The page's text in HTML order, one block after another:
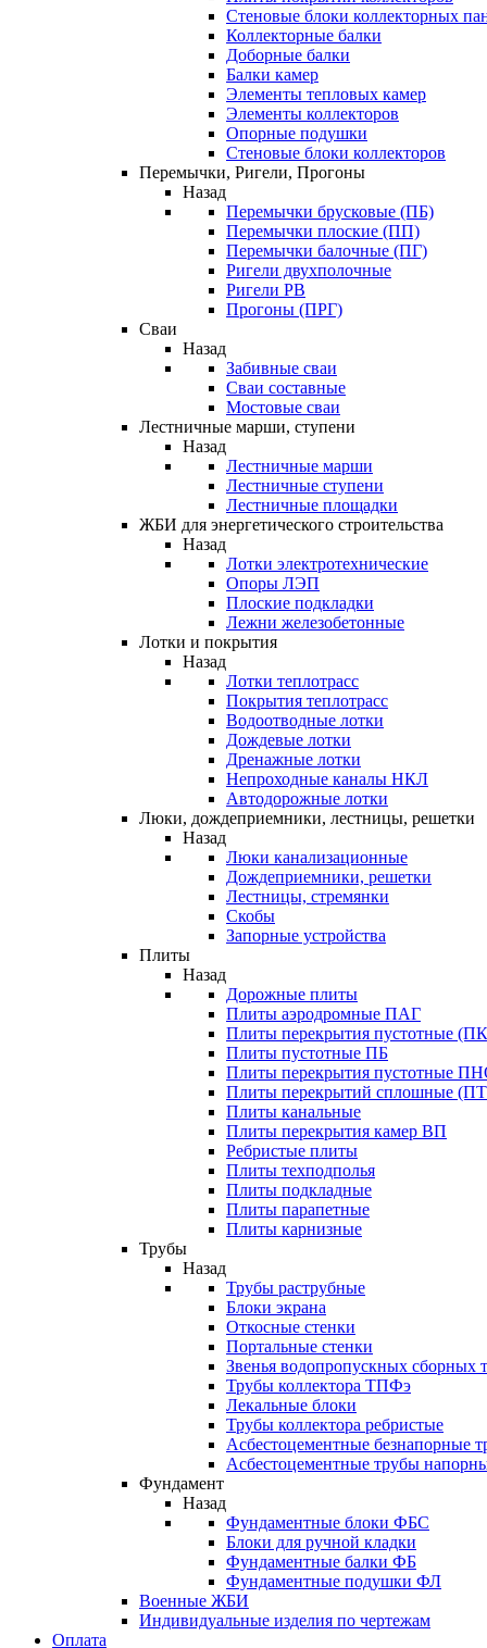
Стеновые блоки коллекторных
Коллекторные балки
Доборные балки
Балки камер
Элементы тепловых камер
Элементы коллекторов
Опорные подушки
Стеновые блоки коллекторов
Перемычки, Ригели, Прогоны
Назад
Перемычки брусковые (ПБ)
Перемычки плоские (ПП)
Перемычки балочные (ПГ)
Ригели двухполочные
Ригели РВ
Прогоны (ПРГ)
Сваи
Назад
Забивные сваи
Сваи составные
Мостовые сваи
Лестничные марши, ступени
Назад
Лестничные марши
Лестничные ступени
Лестничные площадки
ЖБИ для энергетического строительства
Назад
Лотки электротехнические
Опоры ЛЭП
Плоские подкладки
Лежни железобетонные
Лотки и покрытия
Назад
Лотки теплотрасс
Покрытия теплотрасс
Водоотводные лотки
Дождевые лотки
Дренажные лотки
Непроходные каналы НКЛ
Автодорожные лотки
Люки, дождеприемники, лестницы, решетки
Назад
Люки канализационные
Дождеприемники, решетки
Лестницы, стремянки
Скобы
Запорные устройства
Плиты
Назад
Дорожные плиты
Плиты аэродромные ПАГ
Плиты перекрытия пустотные
Плиты пустотные ПБ
Плиты перекрытия пустотные
Плиты перекрытий сплошные
Плиты канальные
Плиты перекрытия камер ВП
Ребристые плиты
Плиты техподполья
Плиты подкладные
Плиты парапетные
Плиты карнизные
Трубы
Назад
Трубы раструбные
Блоки экрана
Откосные стенки
Портальные стенки
Звенья водопропускных сборных
Трубы коллектора ТПФэ
Лекальные блоки
Трубы коллектора ребристые
Асбестоцементные безнапорные
Асбестоцементные трубы
Фундамент
Назад
Фундаментные блоки ФБС
Блоки для ручной кладки
Фундаментные балки ФБ
Фундаментные подушки ФЛ
Военные ЖБИ
Индивидуальные изделия по чертежам
Оплата